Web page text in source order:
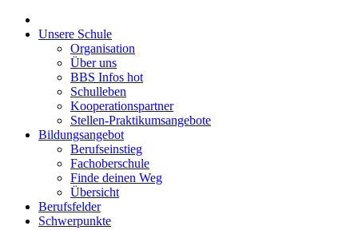
Unsere Schule
Organisation
Über uns
BBS Infos hot
Schulleben
Kooperationspartner
Stellen-Praktikumsangebote
Bildungsangebot
Berufseinstieg
Fachoberschule
Finde deinen Weg
Übersicht
Berufsfelder
Schwerpunkte